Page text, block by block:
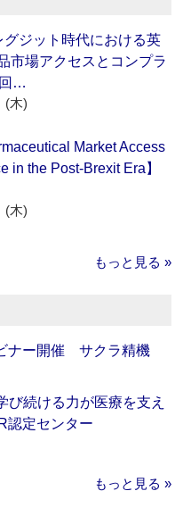
グジット時代における英
市場アクセスとコンプラ
…
(木)
Market Access
in the Post-Brexit Era】
(木)
もっと見る »
ナー開催 サクラ精機
び続ける力が医療を支え
定センター
もっと見る »